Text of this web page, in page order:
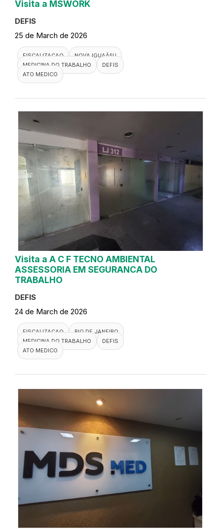
Visita a MSWORK
DEFIS
25 de March de 2026
FISCALIZACAO
NOVA IGUAÃ§U
MEDICINA DO TRABALHO
DEFIS
ATO MEDICO
Visita a A C F TECNO AMBIENTAL
ASSESSORIA EM SEGURANCA DO
TRABALHO
DEFIS
24 de March de 2026
FISCALIZACAO
RIO DE JANEIRO
MEDICINA DO TRABALHO
DEFIS
ATO MEDICO